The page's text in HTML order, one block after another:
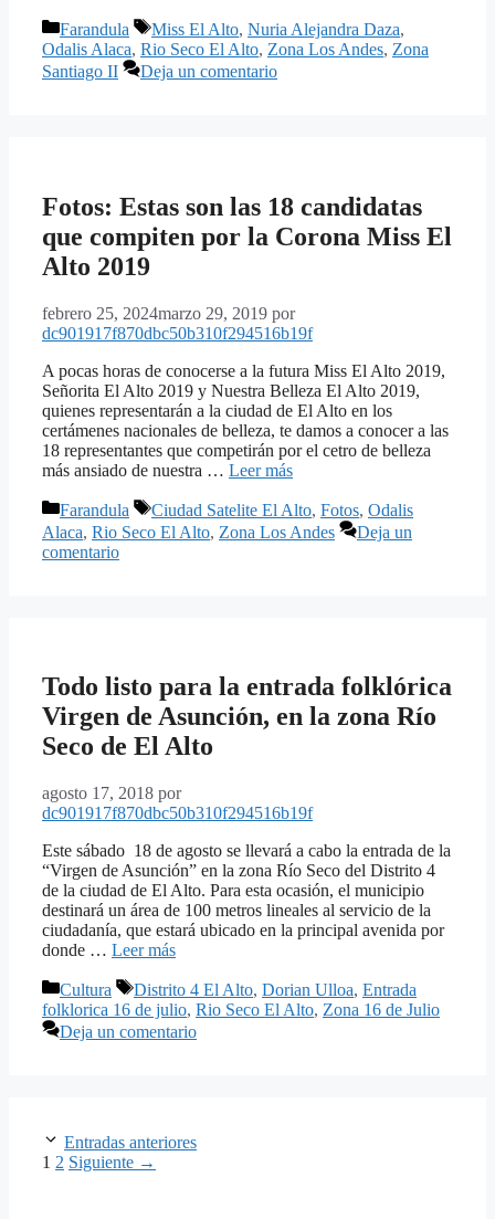
Categorías
Farandula Etiquetas
Miss El Alto, Nuria Alejandra Daza,
Odalis Alaca, Rio Seco El Alto, Zona Los Andes, Zona
Santiago II
Deja un comentario
Fotos: Estas son las 18 candidatas
que compiten por la Corona Miss El
Alto 2019
febrero 25, 2024marzo 29, 2019 por
dc901917f870dbc50b310f294516b19f
A pocas horas de conocerse a la futura Miss El Alto 2019,
Señorita El Alto 2019 y Nuestra Belleza El Alto 2019,
quienes representarán a la ciudad de El Alto en los
certámenes nacionales de belleza, te damos a conocer a las
18 representantes que competirán por el cetro de belleza
más ansiado de nuestra … Leer más
Categorías
Farandula Etiquetas
Ciudad Satelite El Alto, Fotos, Odalis
Alaca, Rio Seco El Alto, Zona Los Andes
Deja un
comentario
Todo listo para la entrada folklórica
Virgen de Asunción, en la zona Río
Seco de El Alto
agosto 17, 2018 por
dc901917f870dbc50b310f294516b19f
Este sábado 18 de agosto se llevará a cabo la entrada de la
“Virgen de Asunción” en la zona Río Seco del Distrito 4
de la ciudad de El Alto. Para esta ocasión, el municipio
destinará un área de 100 metros lineales al servicio de la
ciudadanía, que estará ubicado en la principal avenida por
donde … Leer más
Categorías
Cultura Etiquetas
Distrito 4 El Alto, Dorian Ulloa, Entrada
folklorica 16 de julio, Rio Seco El Alto, Zona 16 de Julio
Deja un comentario
Entradas anteriores
Página
1 Página
2 Siguiente →